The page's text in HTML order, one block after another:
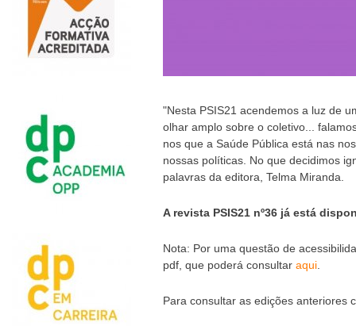
"Nesta PSIS21 acendemos a luz de
olhar amplo sobre o coletivo...
nos que a Saúde Pública está nas
nossas políticas. No que decidimos
palavras da editora, Telma Miranda.
A revista PSIS21 nº36 já está
Nota: Por uma questão de
pdf, que poderá consultar aqui
Para consultar as edições anteriores